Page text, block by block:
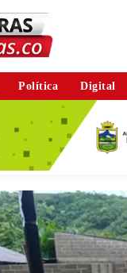
Política Digital